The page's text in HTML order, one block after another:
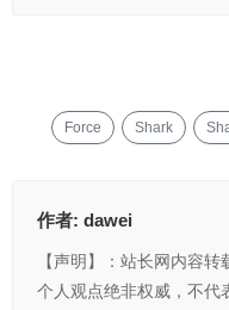
Force Shark
作者: dawei
【声明】：站长网内容
个人观点绝非权威，不代